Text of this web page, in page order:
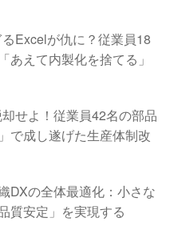
Excelが仇に？従業員18
あえて内製化を捨てる」
せよ！従業員42名の部品
で成し遂げた生産体制改
DXの全体最適化：小さな
質安定」を実現する